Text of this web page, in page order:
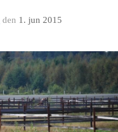
den 1. jun 2015